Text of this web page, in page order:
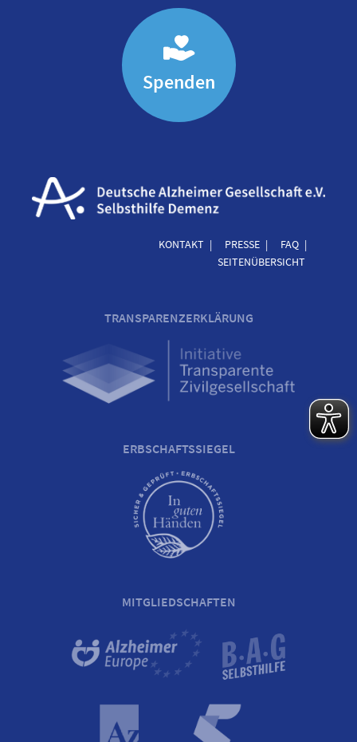
Spenden
KONTAKT PRESSE
FAQ
SEITENÜBERSICHT
TRANSPARENZERKLÄRUNG
ERBSCHAFTSSIEGEL
MITGLIEDSCHAFTEN